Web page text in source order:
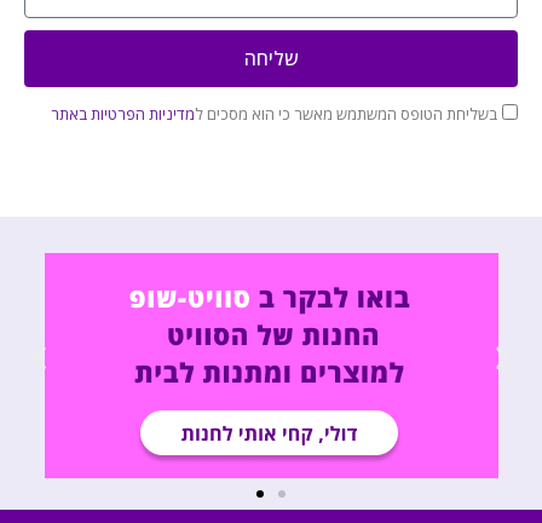
בשליחת הטופס המשתמש מאשר כי הוא מסכים למדיניות הפרטיות באתר
שליחה